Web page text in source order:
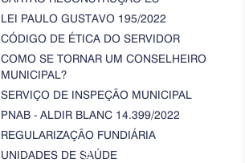
LEI PAULO GUSTAVO 195/2022
CÓDIGO DE ÉTICA DO SERVIDOR
COMO SE TORNAR UM CONSELHEIRO
MUNICIPAL?
SERVIÇO DE INSPEÇÃO MUNICIPAL
PNAB - ALDIR BLANC 14.399/2022
REGULARIZAÇÃO FUNDIÁRIA
UNIDADES DE SAÚDE